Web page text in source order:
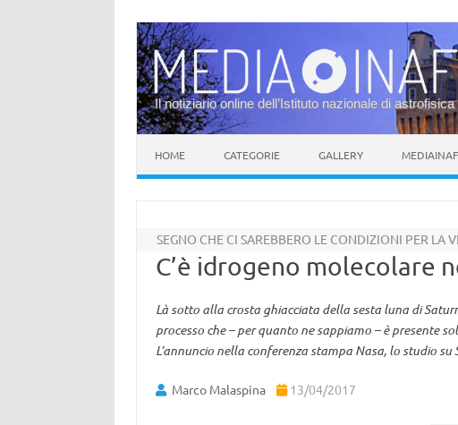
Il notiziario online dell’Istituto nazionale di astrofisica
HOME CATEGORIE GALLERY
SEGNO CHE CI SAREBBERO LE CONDIZIONI PER LA
C’è idrogeno molecolare
Là sotto alla crosta ghiacciata della sesta luna di
processo che – per quanto ne sappiamo – è presente
L’annuncio nella conferenza stampa Nasa, lo studio su
Marco Malaspina 13/04/2017